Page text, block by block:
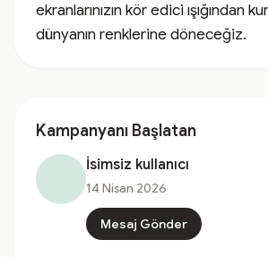
ekranlarınızın kör edici ışığından
dünyanın renklerine döneceğiz.
Kampanyanı Başlatan
İsimsiz kullanıcı
14 Nisan 2026
Mesaj Gönder